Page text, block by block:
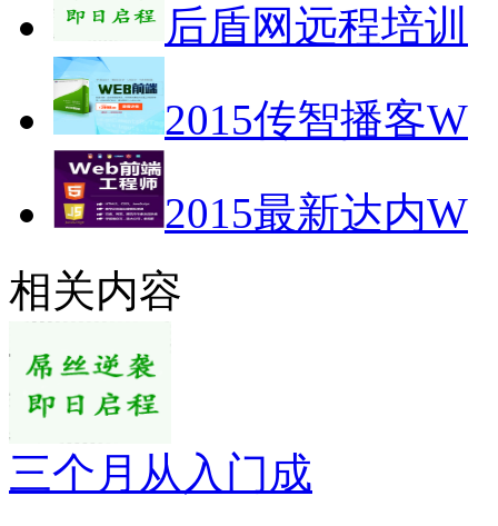
后盾网远程培训
2015传智播客W
2015最新达内W
相关内容
三个月从入门成